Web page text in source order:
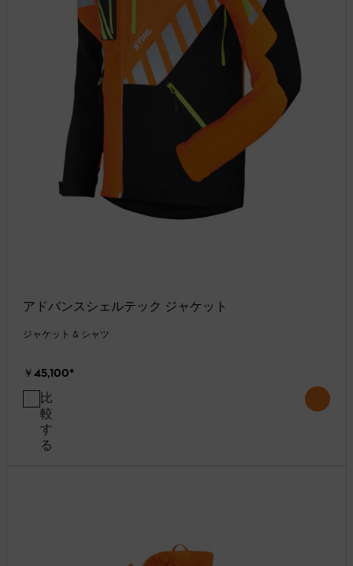
アドバンスシェルテック ジャケット
ジャケット & シャツ
￥45,100*
比
較
す
る